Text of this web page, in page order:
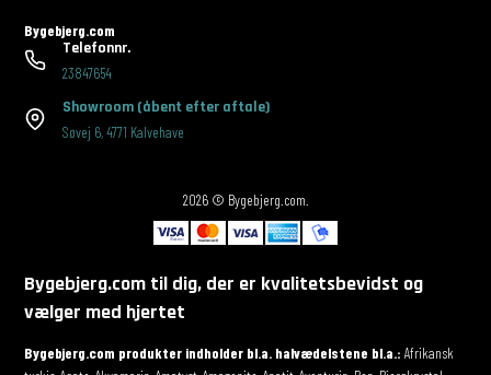
Bygebjerg.com
Telefonnr.
23847654
Showroom (åbent efter aftale)
Søvej 6,4771 Kalvehave
2026 © Bygebjerg.com.
Bygebjerg.com til dig, der er kvalitetsbevidst og
vælger med hjertet
Bygebjerg.com produkter indholder bl.a. halvædelstene bl.a.: Afrikansk